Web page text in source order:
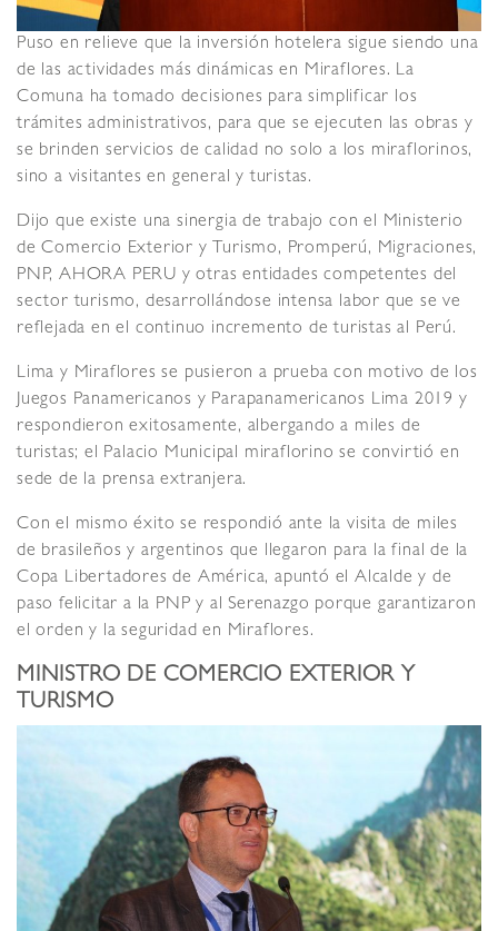
Puso en relieve que la inversión hotelera sigue siendo una
de las actividades más dinámicas en Miraflores. La
Comuna ha tomado decisiones para simplificar los
trámites administrativos, para que se ejecuten las obras y
se brinden servicios de calidad no solo a los miraflorinos,
sino a visitantes en general y turistas.
Dijo que existe una sinergia de trabajo con el Ministerio
de Comercio Exterior y Turismo, Promperú, Migraciones,
PNP, AHORA PERU y otras entidades competentes del
sector turismo, desarrollándose intensa labor que se ve
reflejada en el continuo incremento de turistas al Perú.
Lima y Miraflores se pusieron a prueba con motivo de los
Juegos Panamericanos y Parapanamericanos Lima 2019 y
respondieron exitosamente, albergando a miles de
turistas; el Palacio Municipal miraflorino se convirtió en
sede de la prensa extranjera.
Con el mismo éxito se respondió ante la visita de miles
de brasileños y argentinos que llegaron para la final de la
Copa Libertadores de América, apuntó el Alcalde y de
paso felicitar a la PNP y al Serenazgo porque garantizaron
el orden y la seguridad en Miraflores.
MINISTRO DE COMERCIO EXTERIOR Y
TURISMO